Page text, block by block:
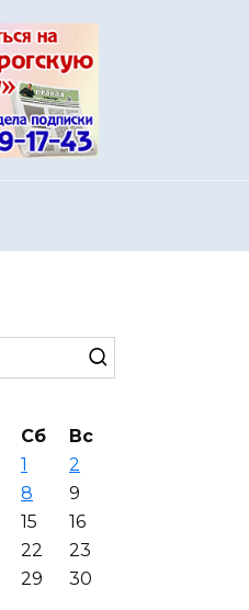
Сб
Вс
1
2
8
9
15
16
22
23
29
30